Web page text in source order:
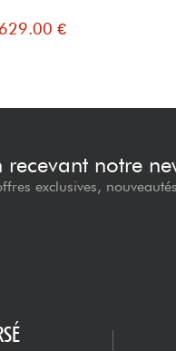
629.00 €
recevant notre
exclusives,